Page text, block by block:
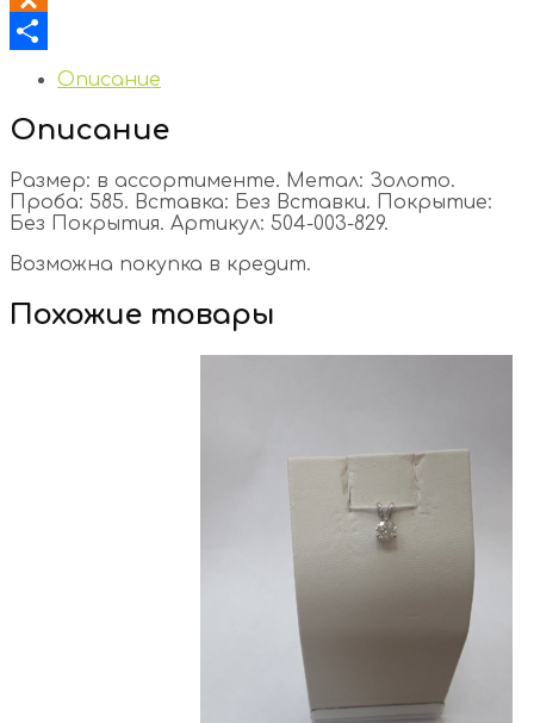
Odnoklassniki
Отправить
Описание
Описание
Размер: в ассортименте. Метал: Золото.
Проба: 585. Вставка: Без Вставки. Покрытие:
Без Покрытия. Артикул: 504-003-829.
Возможна покупка в кредит.
Похожие товары